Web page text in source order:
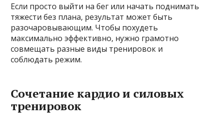
Если просто выйти на бег или начать поднимать
тяжести без плана, результат может быть
разочаровывающим. Чтобы похудеть
максимально эффективно, нужно грамотно
совмещать разные виды тренировок и
соблюдать режим.
Сочетание кардио и силовых
тренировок